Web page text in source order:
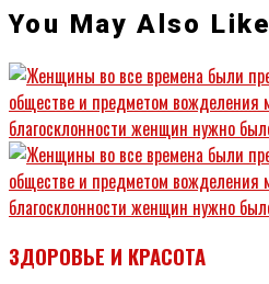
You May Also Like
ЗДОРОВЬЕ И КРАСОТА